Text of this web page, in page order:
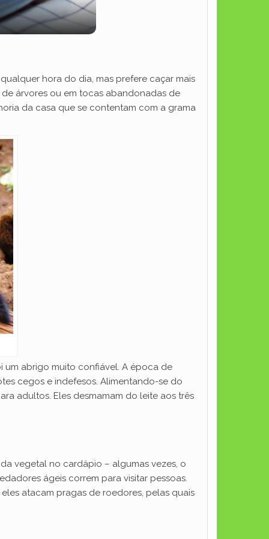
hora do dia, mas prefere caçar mais
árvores ou em tocas abandonadas de
da casa que se contentam com a grama
um abrigo muito confiável. A época de
cegos e indefesos. Alimentando-se do
adultos. Eles desmamam do leite aos três
vegetal no cardápio – algumas vezes, o
ágeis correm para visitar pessoas.
atacam pragas de roedores, pelas quais